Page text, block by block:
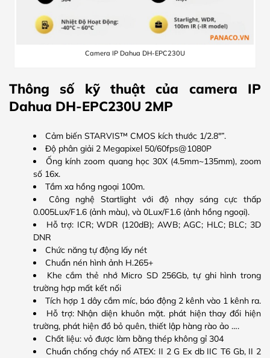
Camera IP Dahua DH-EPC230U
Thông số kỹ thuật của camera IP
Dahua DH-EPC230U 2MP
Cảm biến STARVIS™ CMOS kích thước 1/2.8″”.
Độ phân giải 2 Megapixel 50/60fps@1080P
Ống kính zoom quang học 30X (4.5mm~135mm), zoom
số 16x.
Tầm xa hồng ngoại 100m.
Công nghệ Startlight với độ nhạy sáng cực thấp
0.005Lux/F1.6 (ảnh màu), và 0Lux/F1.6 (ảnh hồng ngoại).
Hỗ trợ: ICR; WDR (120dB); AWB; AGC; HLC; BLC; 3D
DNR
Chức năng tự động lấy nét
Chuẩn nén hình ảnh H.265+
Khe cắm thẻ nhớ Micro SD 256Gb, tự ghi hình trong
trường hợp mất kết nối
Tích hợp 1 dây cắm míc, báo động 2 kênh vào 1 kênh ra.
Hỗ trợ: Nhận diện khuôn mặt. phát hiện thay đổi hiện
trường, phát hiện đồ bỏ quên, thiết lập hàng rào ảo ….
Chất liệu: vỏ được làm bằng thép không gỉ 304
Chuẩn chống cháy nổ ATEX: II 2 G Ex db IIC T6 Gb, II 2